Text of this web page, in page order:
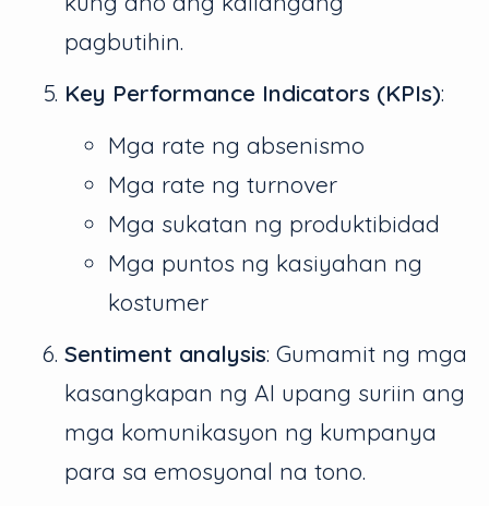
pagbutihin.
Key Performance Indicators (KPIs):
Mga rate ng absenismo
Mga rate ng turnover
Mga sukatan ng produktibidad
Mga puntos ng kasiyahan ng
kostumer
Sentiment analysis: Gumamit ng mga
kasangkapan ng AI upang suriin ang
mga komunikasyon ng kumpanya
para sa emosyonal na tono.